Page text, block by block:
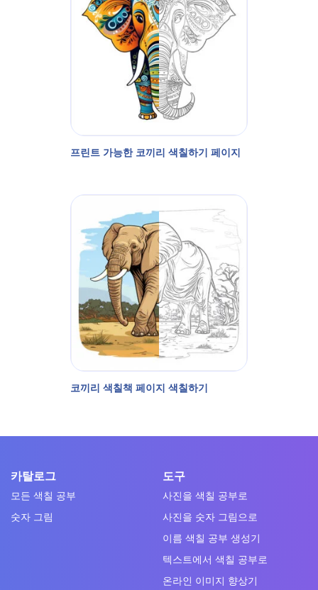
프린트 가능한 코끼리 색칠하기 페이지
코끼리 색칠책 페이지 색칠하기
카탈로그
모든 색칠 공부
숫자 그림
도구
사진을 색칠 공부로
사진을 숫자 그림으로
이름 색칠 공부 생성기
텍스트에서 색칠 공부로
온라인 이미지 향상기